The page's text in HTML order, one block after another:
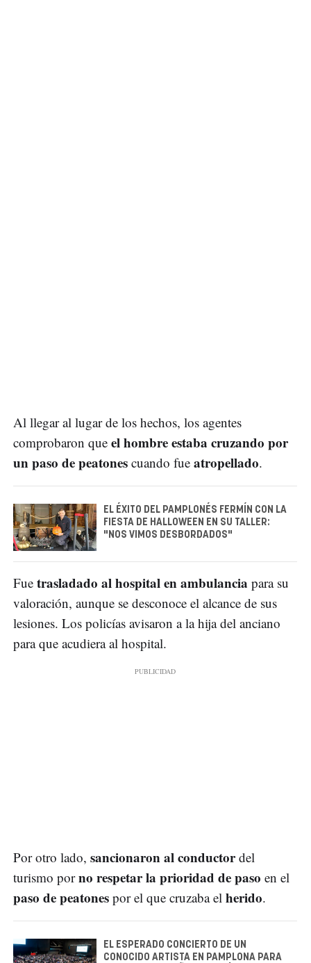
Al llegar al lugar de los hechos, los agentes
comprobaron que el hombre estaba cruzando por
un paso de peatones cuando fue atropellado.
EL ÉXITO DEL PAMPLONÉS FERMÍN CON LA
FIESTA DE HALLOWEEN EN SU TALLER:
"NOS VIMOS DESBORDADOS"
Fue trasladado al hospital en ambulancia para su
valoración, aunque se desconoce el alcance de sus
lesiones. Los policías avisaron a la hija del anciano
para que acudiera al hospital.
Por otro lado, sancionaron al conductordel
turismo porno respetar la prioridad de paso en el
paso de peatones por el que cruzaba el herido.
EL ESPERADO CONCIERTO DE UN
CONOCIDO ARTISTA EN PAMPLONA PARA